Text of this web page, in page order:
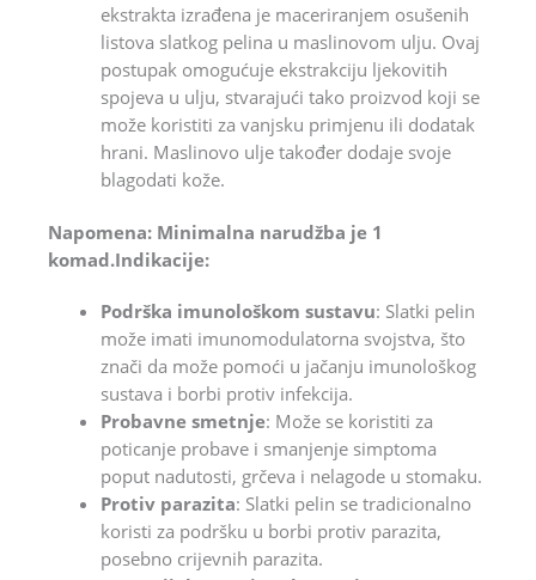
ekstrakta izrađena je maceriranjem osušenih
listova slatkog pelina u maslinovom ulju. Ovaj
postupak omogućuje ekstrakciju ljekovitih
spojeva u ulju, stvarajući tako proizvod koji se
može koristiti za vanjsku primjenu ili dodatak
hrani. Maslinovo ulje također dodaje svoje
blagodati kože.
Napomena: Minimalna narudžba je 1
komad.Indikacije:
Podrška imunološkom sustavu: Slatki pelin
može imati imunomodulatorna svojstva, što
znači da može pomoći u jačanju imunološkog
sustava i borbi protiv infekcija.
Probavne smetnje: Može se koristiti za
poticanje probave i smanjenje simptoma
poput nadutosti, grčeva i nelagode u stomaku.
Protiv parazita: Slatki pelin se tradicionalno
koristi za podršku u borbi protiv parazita,
posebno crijevnih parazita.